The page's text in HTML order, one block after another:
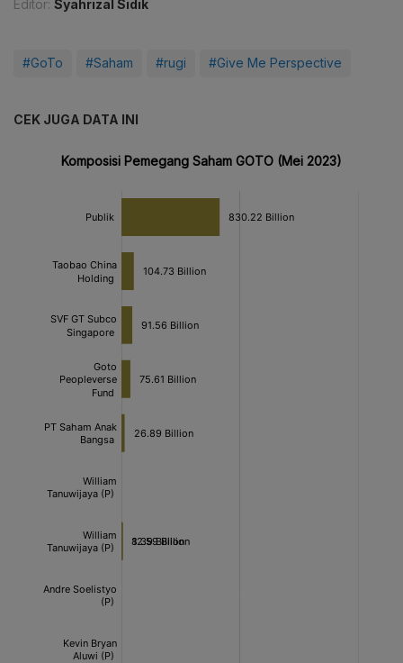
Editor: Syahrizal Sidik
#GoTo #Saham #rugi #Give Me Perspective
CEK JUGA DATA INI